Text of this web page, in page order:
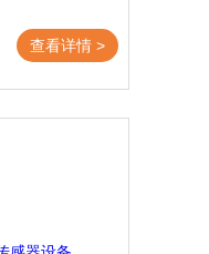
查看详情 >